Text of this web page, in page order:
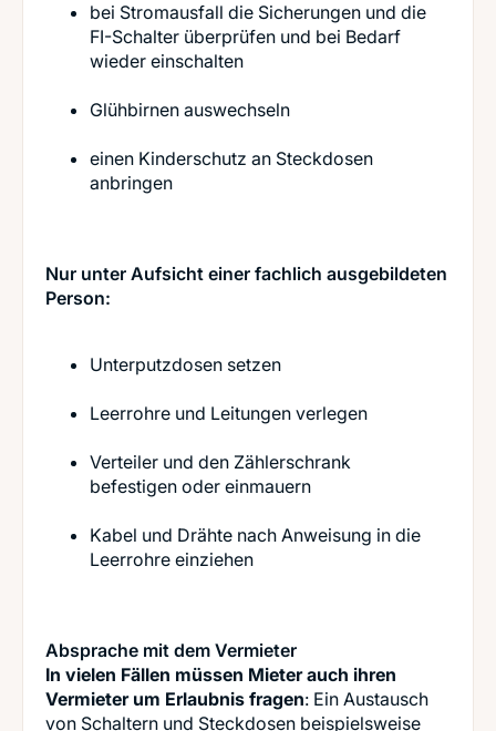
bei Stromausfall die Sicherungen und die
FI-Schalter überprüfen und bei Bedarf
wieder einschalten
Glühbirnen auswechseln
einen Kinderschutz an Steckdosen
anbringen
Nur unter Aufsicht einer fachlich ausgebildeten
Person:
Unterputzdosen setzen
Leerrohre und Leitungen verlegen
Verteiler und den Zählerschrank
befestigen oder einmauern
Kabel und Drähte nach Anweisung in die
Leerrohre einziehen
Absprache mit dem Vermieter
In vielen Fällen müssen Mieter auch ihren
Vermieter um Erlaubnis fragen: Ein Austausch
von Schaltern und Steckdosen beispielsweise